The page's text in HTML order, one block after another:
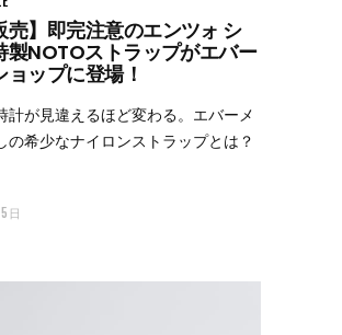
売】即完注意のエンツォ シ
製NOTOストラップがエバー
ョップに登場！
計が見違えるほど変わる。エバーメ
の希少なナイロンストラップとは？
日